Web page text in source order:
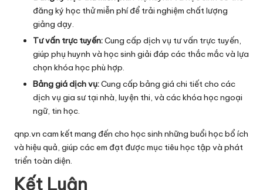
đăng ký học thử miễn phí để trải nghiệm chất lượng
giảng dạy.
Tư vấn trực tuyến:Cung cấp dịch vụ tư vấn trực tuyến,
giúp phụ huynh và học sinh giải đáp các thắc mắc và lựa
chọn khóa học phù hợp.
Bảng giá dịch vụ:Cung cấp bảng giá chi tiết cho các
dịch vụ gia sư tại nhà, luyện thi, và các khóa học ngoại
ngữ, tin học.
qnp.vn cam kết mang đến cho học sinh những buổi học bổ ích
và hiệu quả, giúp các em đạt được mục tiêu học tập và phát
triển toàn diện.
Kết Luận